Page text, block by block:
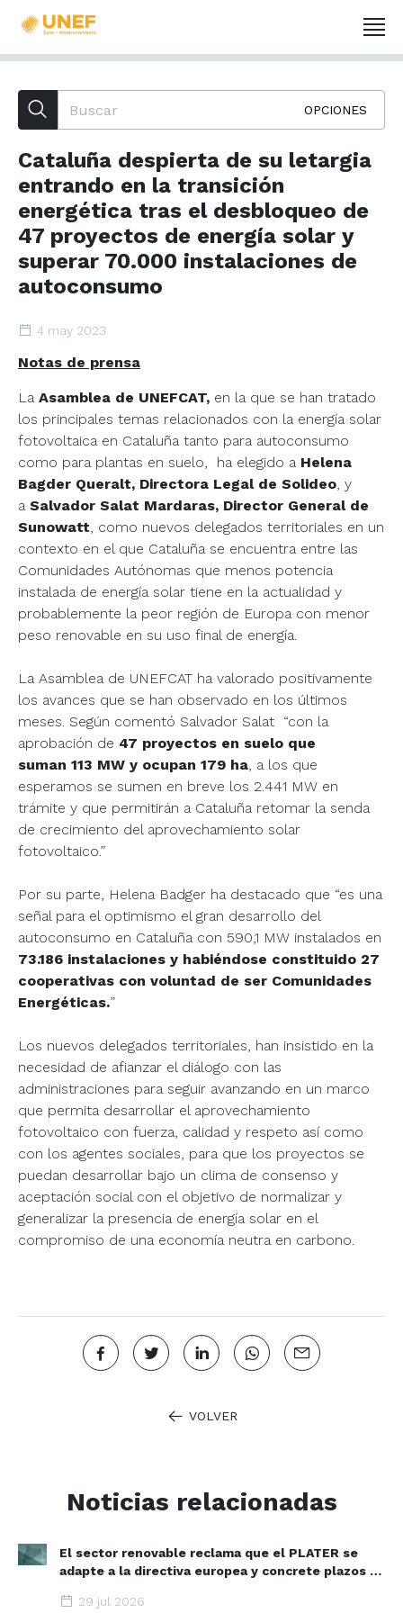
OPCIONES
Cataluña despierta de su letargia
entrando en la transición
energética tras el desbloqueo de
47 proyectos de energía solar y
superar 70.000 instalaciones de
autoconsumo
4 may 2023
Notas de prensa
La Asamblea de UNEFCAT, en la que se han tratado
los principales temas relacionados con la energía solar
fotovoltaica en Cataluña tanto para autoconsumo
como para plantas en suelo, ha elegido a Helena
Bagder Queralt, Directora Legal de Solideo, y
a Salvador Salat Mardaras, Director General de
Sunowatt, como nuevos delegados territoriales en un
contexto en el que Cataluña se encuentra entre las
Comunidades Autónomas que menos potencia
instalada de energía solar tiene en la actualidad y
probablemente la peor región de Europa con menor
peso renovable en su uso final de energía.
La Asamblea de UNEFCAT ha valorado positivamente
los avances que se han observado en los últimos
meses. Según comentó Salvador Salat “con la
aprobación de 47 proyectos en suelo que
suman 113 MW y ocupan 179 ha, a los que
esperamos se sumen en breve los 2.441 MW en
trámite y que permitirán a Cataluña retomar la senda
de crecimiento del aprovechamiento solar
fotovoltaico.”
Por su parte, Helena Badger ha destacado que “es una
señal para el optimismo el gran desarrollo del
autoconsumo en Cataluña con 590,1 MW instalados en
73.186 instalaciones y habiéndose constituido 27
cooperativas con voluntad de ser Comunidades
Energéticas.”
Los nuevos delegados territoriales, han insistido en la
necesidad de afianzar el diálogo con las
administraciones para seguir avanzando en un marco
que permita desarrollar el aprovechamiento
fotovoltaico con fuerza, calidad y respeto así como
con los agentes sociales, para que los proyectos se
puedan desarrollar bajo un clima de consenso y
aceptación social con el objetivo de normalizar y
generalizar la presencia de energía solar en el
compromiso de una economía neutra en carbono.
VOLVER
Noticias relacionadas
El sector renovable reclama que el PLATER se
adapte a la directiva europea y concrete plazos y
29 jul 2026